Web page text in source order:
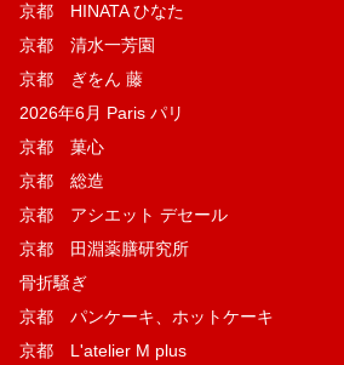
京都 HINATA ひなた
京都 清水一芳園
京都 ぎをん 藤
2026年6月 Paris パリ
京都 菓​心
京都 総造
京都 アシエット デセール
京都 田淵薬膳研究所
骨折騒ぎ
京都 パンケーキ、ホットケーキ
京都 L'atelier M plus